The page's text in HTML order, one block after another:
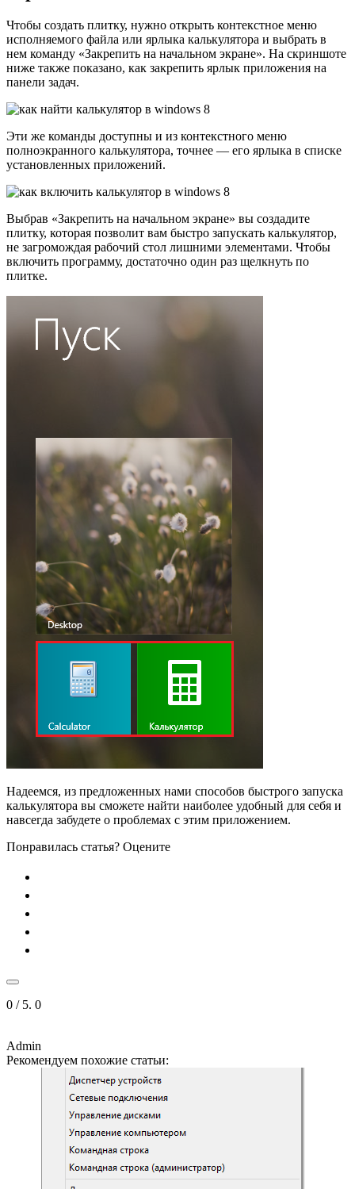
Чтобы создать плитку, нужно открыть контекстное меню
исполняемого файла или ярлыка калькулятора и выбрать в
нем команду «Закрепить на начальном экране». На скриншоте
ниже также показано, как закрепить ярлык приложения на
панели задач.
Эти же команды доступны и из контекстного меню
полноэкранного калькулятора, точнее — его ярлыка в списке
установленных приложений.
Выбрав «Закрепить на начальном экране» вы создадите
плитку, которая позволит вам быстро запускать калькулятор,
не загромождая рабочий стол лишними элементами. Чтобы
включить программу, достаточно один раз щелкнуть по
плитке.
Надеемся, из предложенных нами способов быстрого запуска
калькулятора вы сможете найти наиболее удобный для себя и
навсегда забудете о проблемах с этим приложением.
Понравилась статья? Оцените
0 / 5. 0
Admin
Рекомендуем похожие статьи: